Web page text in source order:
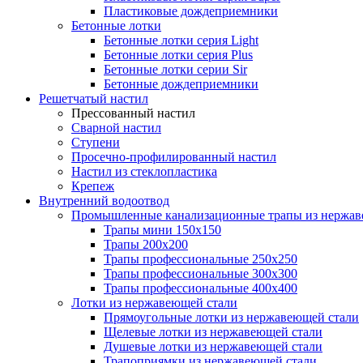
Пластиковые дождеприемники
Бетонные лотки
Бетонные лотки серия Light
Бетонные лотки серия Plus
Бетонные лотки серии Sir
Бетонные дождеприемники
Решетчатый настил
Прессованный настил
Сварной настил
Ступени
Просечно-профилированный настил
Настил из стеклопластика
Крепеж
Внутренний водоотвод
Промышленные канализационные трапы из
Трапы мини 150х150
Трапы 200х200
Трапы профессиональные 250х250
Трапы профессиональные 300х300
Трапы профессиональные 400х400
Лотки из нержавеющей стали
Прямоугольные лотки из нержавеющей стали
Щелевые лотки из нержавеющей стали
Душевые лотки из нержавеющей стали